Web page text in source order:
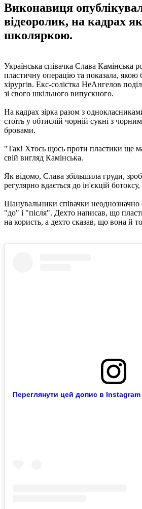
Виконавиця
відеоролик, на кадрах
школяркою.
Українська співачка Слава Камінська
пластичну операцію та показала, якою
хірургів. Екс-солістка НеАнгелов
зі свого шкільного випускного.
На кадрах зірка разом з
стоїть у обтислій чорній сукні з
бровами.
"Так! Хтось щось проти пластики ще
свій вигляд Камінська.
Як відомо, Слава збільшила груди,
регулярно вдається до ін'єкцій
Шанувальники співачки неоднозначно
"до" і "після". Дехто написав, що
на користь, а дехто сказав, що вона й
Переглянути цей допис в Instagram